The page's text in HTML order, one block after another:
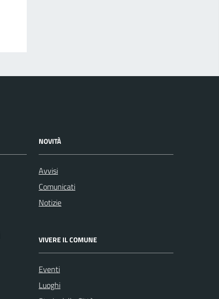
NOVITÀ
Avvisi
Comunicati
Notizie
VIVERE IL COMUNE
Eventi
Luoghi